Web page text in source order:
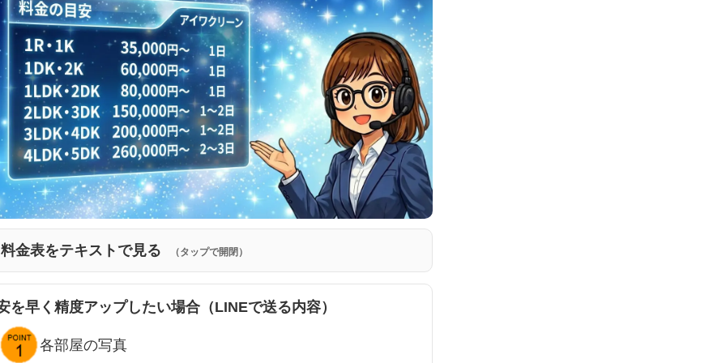
金表をテキストで見る （タップで開閉）
を早く精度アップしたい場合（LINEで送る内容）
各部屋の写真